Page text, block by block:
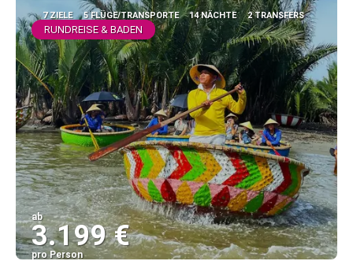
7 ZIELE 5 FLÜGE/TRANSPORTE 14 NÄCHTE 2 TRANSFERS
RUNDREISE & BADEN
ab
3.199 €
pro Person